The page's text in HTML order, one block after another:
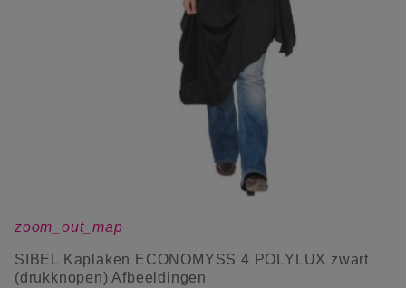
zoom_out_map
SIBEL Kaplaken ECONOMYSS 4 POLYLUX zwart
(drukknopen) Afbeeldingen